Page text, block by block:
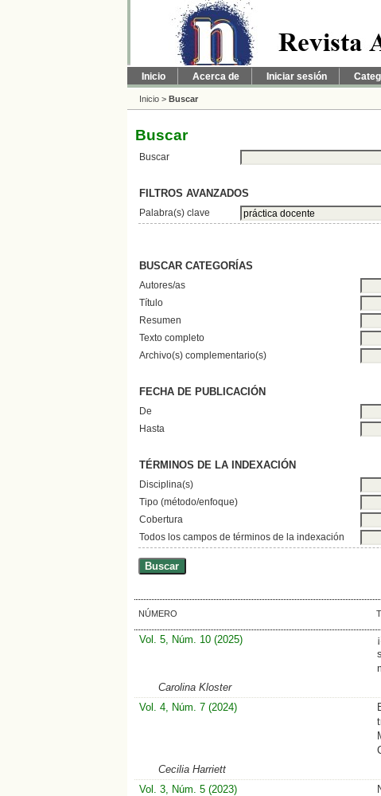
Inicio Acerca de Iniciar sesión
Inicio > Buscar
Buscar
Buscar
FILTROS AVANZADOS
Palabra(s) clave
BUSCAR CATEGORÍAS
Autores/as
Título
Resumen
Texto completo
Archivo(s) complementario(s)
FECHA DE PUBLICACIÓN
De
Hasta
TÉRMINOS DE LA INDEXACIÓN
Disciplina(s)
Tipo (método/enfoque)
Cobertura
Todos los campos de términos de la indexación
NÚMERO
Vol. 5, Núm. 10 (2025)
Carolina Kloster
Vol. 4, Núm. 7 (2024)
Cecilia Harriett
Vol. 3, Núm. 5 (2023)